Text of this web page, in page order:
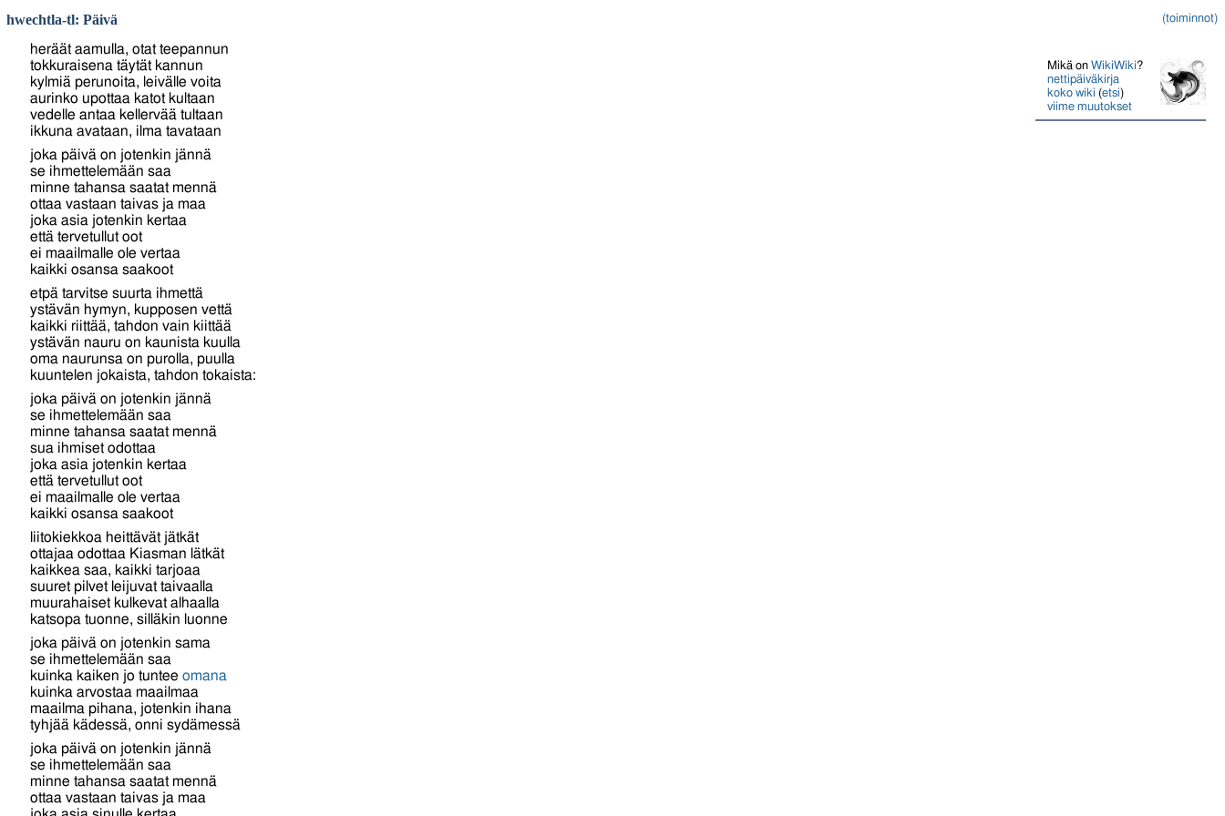
(toiminnot)
hwechtla-tl: Päivä
Mikä onWikiWiki?
nettipäiväkirja
koko wiki (etsi)
viime muutokset
heräät aamulla, otat teepannun
tokkuraisena täytät kannun
kylmiä perunoita, leivälle voita
aurinko upottaa katot kultaan
vedelle antaa kellervää tultaan
ikkuna avataan, ilma tavataan
joka päivä on jotenkin jännä
se ihmettelemään saa
minne tahansa saatat mennä
ottaa vastaan taivas ja maa
joka asia jotenkin kertaa
että tervetullut oot
ei maailmalle ole vertaa
kaikki osansa saakoot
etpä tarvitse suurta ihmettä
ystävän hymyn, kupposen vettä
kaikki riittää, tahdon vain kiittää
ystävän nauru on kaunista kuulla
oma naurunsa on purolla, puulla
kuuntelen jokaista, tahdon tokaista:
joka päivä on jotenkin jännä
se ihmettelemään saa
minne tahansa saatat mennä
sua ihmiset odottaa
joka asia jotenkin kertaa
että tervetullut oot
ei maailmalle ole vertaa
kaikki osansa saakoot
liitokiekkoa heittävät jätkät
ottajaa odottaa Kiasman lätkät
kaikkea saa, kaikki tarjoaa
suuret pilvet leijuvat taivaalla
muurahaiset kulkevat alhaalla
katsopa tuonne, silläkin luonne
joka päivä on jotenkin sama
se ihmettelemään saa
kuinka kaiken jo tunteeomana
kuinka arvostaa maailmaa
maailma pihana, jotenkin ihana
tyhjää kädessä, onni sydämessä
joka päivä on jotenkin jännä
se ihmettelemään saa
minne tahansa saatat mennä
ottaa vastaan taivas ja maa